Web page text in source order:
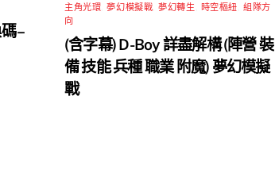
–
主角光環 ,夢幻模擬戰 ,夢幻轉生 時空樞紐 ,組隊方
向
(含字幕) D-Boy 詳盡解構 (陣營 裝
備 技能 兵種 職業 附魔) 夢幻模擬
戰